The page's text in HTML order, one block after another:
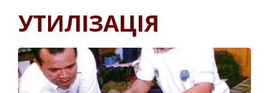
УТИЛІЗАЦІЯ